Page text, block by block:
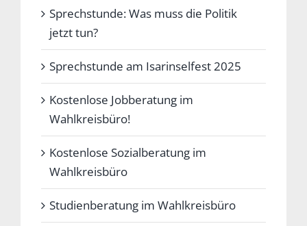
Sprechstunde: Was muss die Politik
jetzt tun?
Sprechstunde am Isarinselfest 2025
Kostenlose Jobberatung im
Wahlkreisbüro!
Kostenlose Sozialberatung im
Wahlkreisbüro
Studienberatung im Wahlkreisbüro